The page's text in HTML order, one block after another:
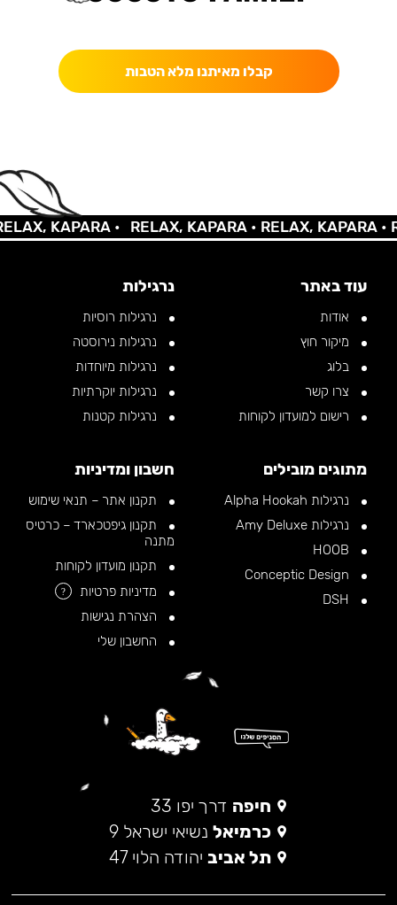
קבלו מאיתנו מלא הטבות
KAPARA • RELAX, KAPARA •RELAX, KAPARA •
עוד באתר
אודות
מיקור חוץ
בלוג
צרו קשר
רישום למועדון לקוחות
נרגילות
נרגילות רוסיות
נרגילות נירוסטה
נרגילות מיוחדות
נרגילות יוקרתיות
נרגילות קטנות
מתוגים מובילים
נרגילות Alpha Hookah
נרגילות Amy Deluxe
חשבון ומדיניות
תקנון אתר – תנאי שימוש
תקנון גיפטכארד – כרטיס
מתנה
תקנון מועדון לקוחות
מדיניות פרטיות
?
הצהרת נגישות
החשבון שלי
חיפה דרך יפו 33
כרמיאל נשיאי ישראל 9
תל אביב יהודה הלוי 47